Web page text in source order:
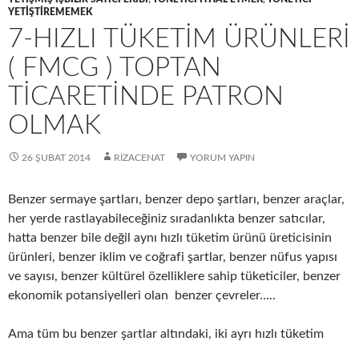
YETIŞTIREMEMEK
7-HIZLI TÜKETIM ÜRÜNLERI
( FMCG ) TOPTAN
TICARETINDE PATRON
OLMAK
26 ŞUBAT 2014 RIZACENAT YORUM YAPIN
Benzer sermaye şartları, benzer depo şartları, benzer araçlar,
her yerde rastlayabileceğiniz sıradanlıkta benzer satıcılar,
hatta benzer bile değil aynı hızlı tüketim ürünü üreticisinin
ürünleri, benzer iklim ve coğrafi şartlar, benzer nüfus yapısı
ve sayısı, benzer kültürel özelliklere sahip tüketiciler, benzer
ekonomik potansiyelleri olan benzer çevreler…..
Ama tüm bu benzer şartlar altındaki, iki ayrı hızlı tüketim